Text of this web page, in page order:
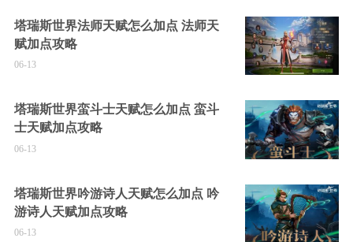
塔瑞斯世界法师天赋怎么加点 法师天
赋加点攻略
06-13
塔瑞斯世界蛮斗士天赋怎么加点 蛮斗
士天赋加点攻略
06-13
塔瑞斯世界吟游诗人天赋怎么加点 吟
游诗人天赋加点攻略
06-13